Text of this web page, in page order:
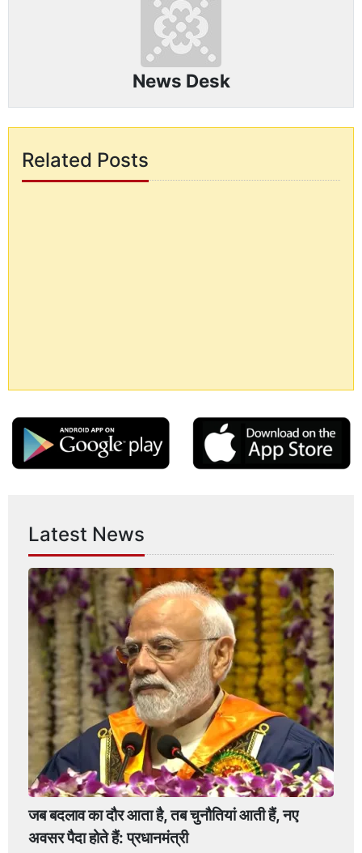
News Desk
Related Posts
Latest News
जब बदलाव का दौर आता है, तब चुनौतियां आती हैं, नए
अवसर पैदा होते हैं: प्रधानमंत्री